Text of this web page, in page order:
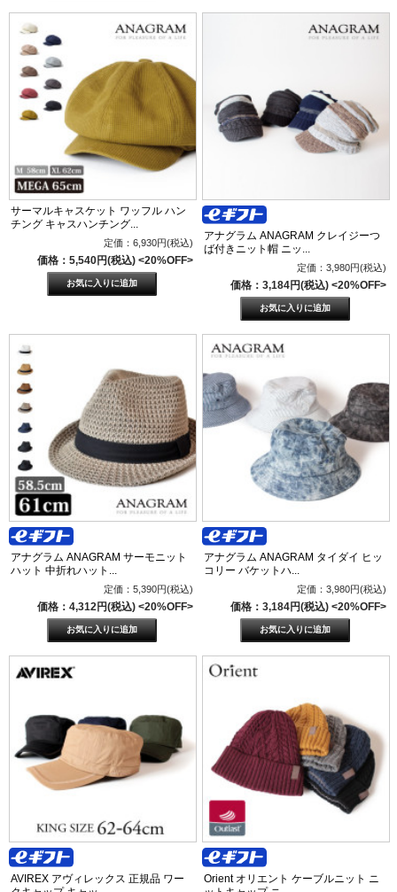
サーマルキャスケット ワッフル ハン
チング キャスハンチング...
定価：6,930円(税込)
価格：5,540円(税込) <20%OFF>
アナグラム ANAGRAM クレイジーつ
ば付きニット帽 ニッ...
定価：3,980円(税込)
価格：3,184円(税込) <20%OFF>
アナグラム ANAGRAM サーモニット
ハット 中折れハット...
定価：5,390円(税込)
価格：4,312円(税込) <20%OFF>
アナグラム ANAGRAM タイダイ ヒッ
コリー バケットハ...
定価：3,980円(税込)
価格：3,184円(税込) <20%OFF>
AVIREX アヴィレックス 正規品 ワー
Orient オリエント ケーブルニット ニ